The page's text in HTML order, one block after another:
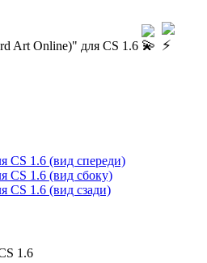
Art Online)" для CS 1.6
1.6